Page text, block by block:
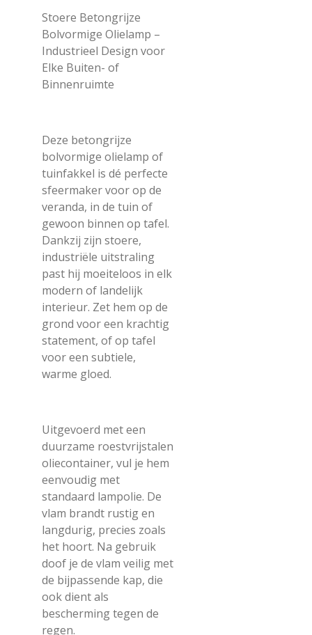
Stoere Betongrijze
Bolvormige Olielamp –
Industrieel Design voor
Elke Buiten- of
Binnenruimte
Deze betongrijze
bolvormige olielamp of
tuinfakkel is dé perfecte
sfeermaker voor op de
veranda, in de tuin of
gewoon binnen op tafel.
Dankzij zijn stoere,
industriële uitstraling
past hij moeiteloos in elk
modern of landelijk
interieur. Zet hem op de
grond voor een krachtig
statement, of op tafel
voor een subtiele,
warme gloed.
Uitgevoerd met een
duurzame roestvrijstalen
oliecontainer, vul je hem
eenvoudig met
standaard lampolie. De
vlam brandt rustig en
langdurig, precies zoals
het hoort. Na gebruik
doof je de vlam veilig met
de bijpassende kap, die
ook dient als
bescherming tegen de
regen.